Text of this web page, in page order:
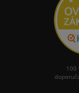
100